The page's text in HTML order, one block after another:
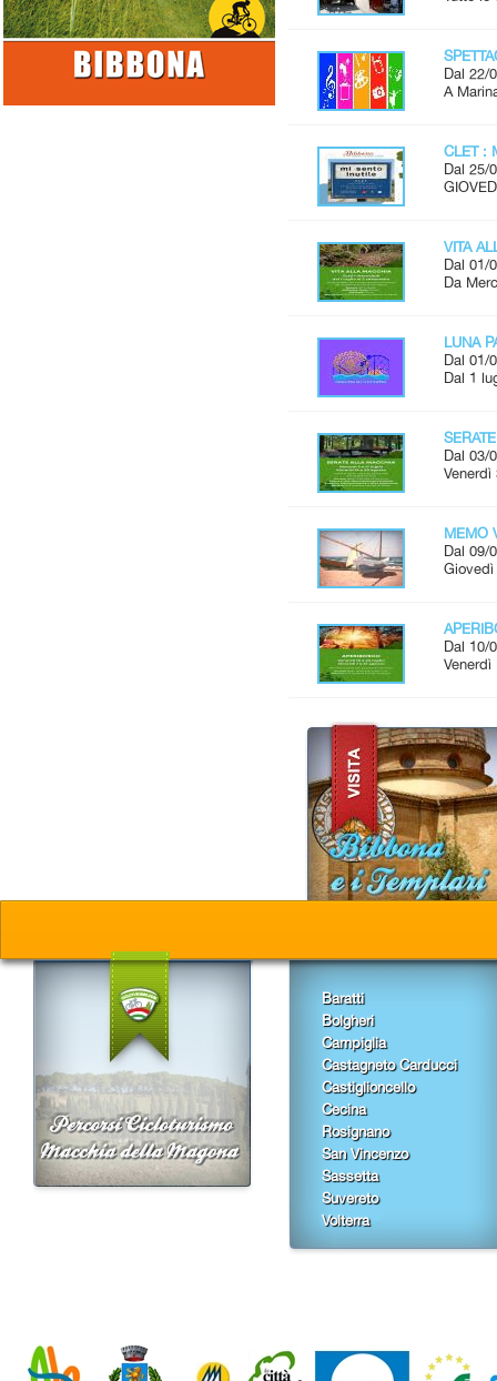
Dal 22/
A
CLET :
Dal 25/
VITA
Dal 01/
Da
LUNA
Dal 01/
Dal 1
Dal 03/
MEMO
Dal 09/
Dal 10/
Baratti
Bolgheri
Campiglia
Castagneto Carducci
Castiglioncello
Cecina
Rosignano
San Vincenzo
Sassetta
Suvereto
Volterra